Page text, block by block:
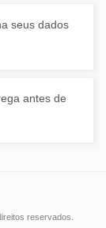
seus dados
antes de
reservados.